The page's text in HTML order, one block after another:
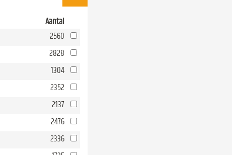
Aantal
2560
2828
1304
2352
2137
2476
2336